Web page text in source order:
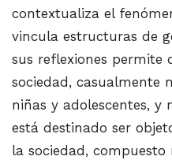
contextualiza el
vincula estructuras de
sus reflexiones permite
sociedad, casualmente
niñas y adolescentes, y
está destinado ser
la sociedad,